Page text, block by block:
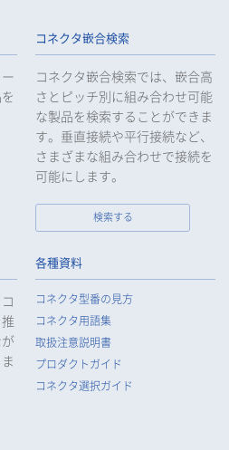
等の事故が発生した場合は、お客様
のもと、被害を最小限にとどめるた
に対応し、再発防止に向けた取り組
ための管理体制および取り組みを継
価を実施し、その改善に努めてまい
にあたり、お客様等の氏名、住
ドレス、勤務先情報（所属会社
、電話（FAX）番号等）、性別、銀
得します。当社は、適正に個人情
正の手段により取得することはいた
びその他のトラッキング技術（例え
て、IPアドレス等の識別子を含む、
コネクタ嵌合検索
コネクタ嵌合検索では、嵌合高
さとピッチ別に組み合わせ可能
な製品を検索することができま
す。垂直接続や平行接続など、
さまざまな組み合わせで接続を
可能にします。
検索する
各種資料
コネクタ型番の見方
コネクタ用語集
取扱注意説明書
プロダクトガイド
コネクタ選択ガイド